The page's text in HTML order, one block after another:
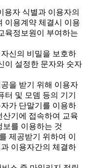
자 식별과 이용자의
이용계약 체결시 이용
육정보원이 부여하는
신의 비밀을 보호하
이 설정한 문자와 숫자
을 받기 위해 이용자
터 및 모뎀 등의 기기
가 단말기를 이용하
기에 접속하여 교육
를 이용하는 것
제공받기 위하여 이
이용자간의 체결하